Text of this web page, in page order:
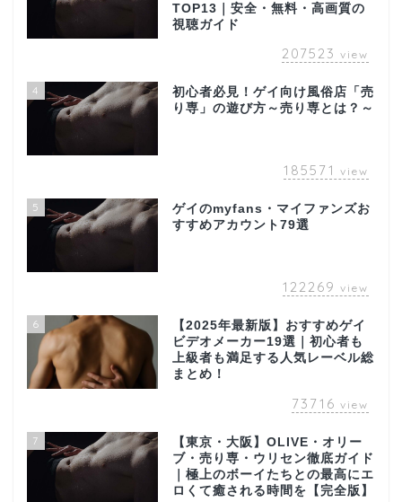
TOP13｜安全・無料・高画質の
視聴ガイド
207523 view
4
初心者必見！ゲイ向け風俗店「売
り専」の遊び方～売り専とは？～
185571 view
5
ゲイのmyfans・マイファンズお
すすめアカウント79選
122269 view
6
【2025年最新版】おすすめゲイ
ビデオメーカー19選｜初心者も
上級者も満足する人気レーベル総
まとめ！
73716 view
7
【東京・大阪】OLIVE・オリー
ブ・売り専・ウリセン徹底ガイド
｜極上のボーイたちとの最高にエ
ロくて癒される時間を【完全版】